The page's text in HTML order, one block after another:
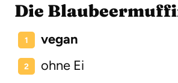
Die
vegan
ohne Ei